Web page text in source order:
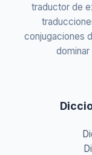
traductor de
conjugaciones